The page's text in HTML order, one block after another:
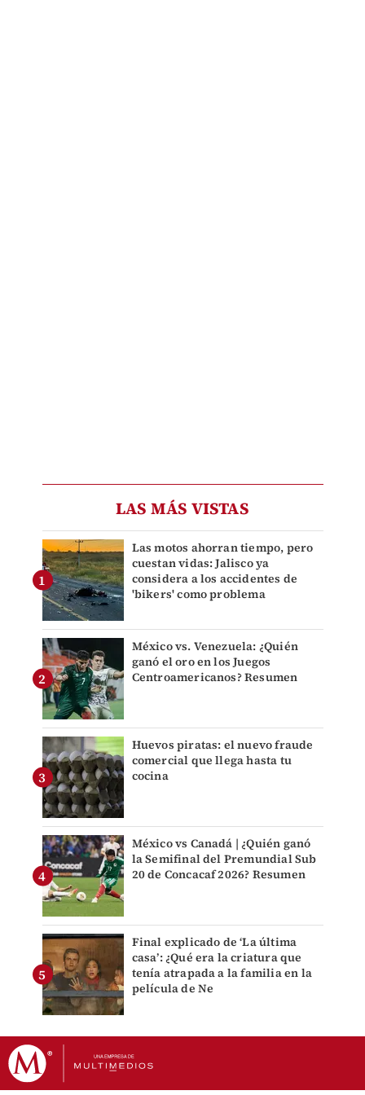
LAS MÁS VISTAS
Las motos ahorran tiempo, pero
cuestan vidas: Jalisco ya
considera a los accidentes de
'bikers' como problema
México vs. Venezuela: ¿Quién
ganó el oro en los Juegos
Centroamericanos? Resumen
Huevos piratas: el nuevo fraude
comercial que llega hasta tu
cocina
México vs Canadá | ¿Quién ganó
la Semifinal del Premundial Sub
20 de Concacaf 2026? Resumen
Final explicado de ‘La última
casa’: ¿Qué era la criatura que
tenía atrapada a la familia en la
película de Ne